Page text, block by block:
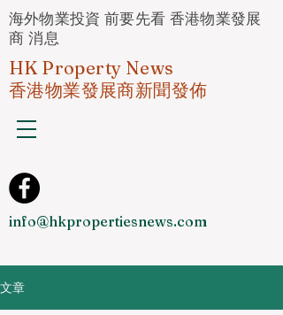
海外物業投資 前要先看 香港物業發展
商 消息
HK Property News
香港物業發展商新聞發佈
info@hkpropertiesnews.com
文章